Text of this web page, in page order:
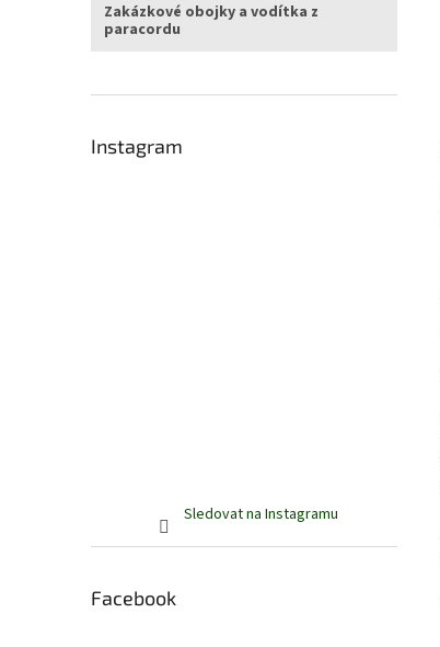
Zakázkové obojky a vodítka z
paracordu
Instagram
Sledovat na Instagramu
Facebook